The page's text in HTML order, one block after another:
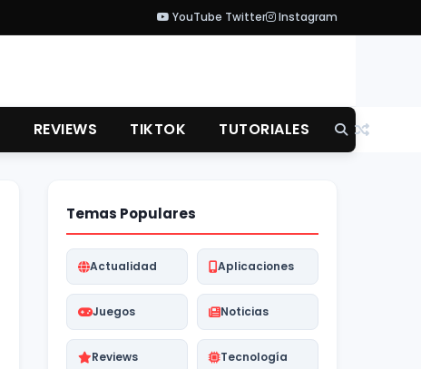
YouTube Twitter Instagram
REVIEWS TIKTOK TUTORIALES
Temas Populares
Actualidad Aplicaciones
Juegos Noticias
Reviews Tecnología